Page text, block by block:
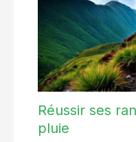
Réussir ses
pluie